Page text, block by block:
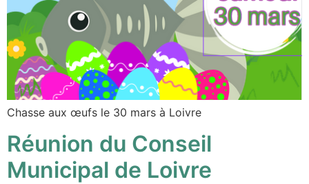
Chasse aux œufs le 30 mars à Loivre
Réunion du Conseil
Municipal de Loivre